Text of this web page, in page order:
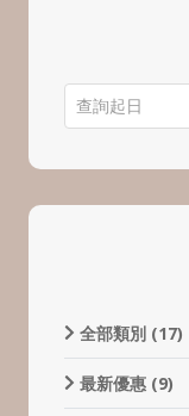
全部類別 (17)
最新優惠 (9)